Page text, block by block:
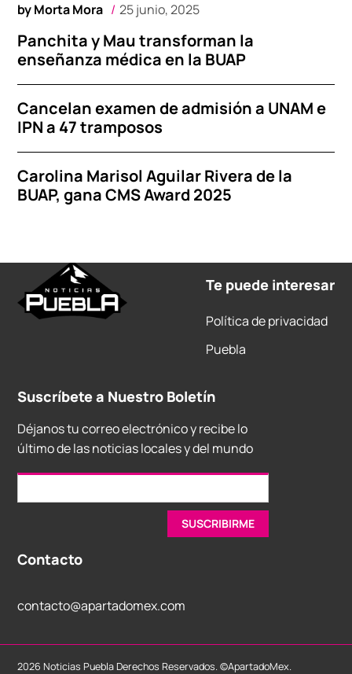
byMorta Mora 25 junio, 2025
Panchita y Mau transforman la
enseñanza médica en la BUAP
Cancelan examen de admisión a UNAM e
IPN a 47 tramposos
Carolina Marisol Aguilar Rivera de la
BUAP, gana CMS Award 2025
Te puede interesar
Política de privacidad
Puebla
Suscríbete a Nuestro Boletín
Déjanos tu correo electrónico y recibe lo
último de las noticias locales y del mundo
Contacto
contacto@apartadomex.com
2026 Noticias Puebla Derechos Reservados. ©ApartadoMex.